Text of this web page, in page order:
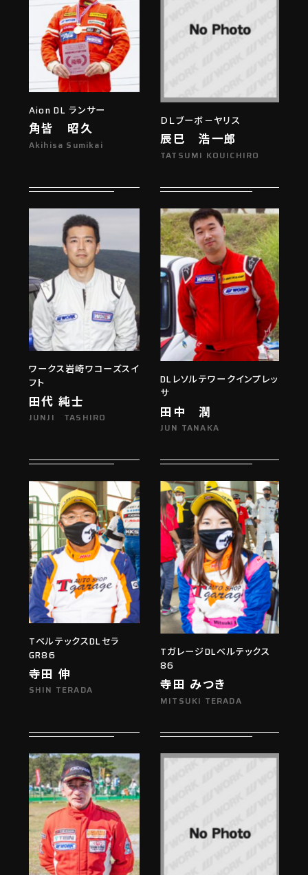
Aion DL ランサー
角皆 昭久
Akihisa Sumikai
ＤＬブーボ－ヤリス
辰巳 浩一郎
TATSUMI KOUICHIRO
ワークス岩崎ワコーズスイ
フト
田代 純士
JUNJI TASHIRO
DLレソルテワークインプレッ
サ
田中 潤
JUN TANAKA
TベルテックスDLセラ
GR86
寺田 伸
SHIN TERADA
TガレージDLベルテックス
86
寺田 みつき
MITSUKI TERADA